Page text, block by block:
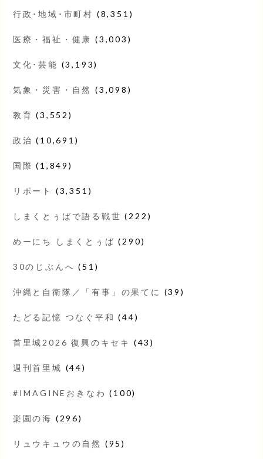
行政･地域･市町村 (8,351)
医療・福祉・健康 (3,003)
文化･芸能 (3,193)
気象・災害・自然 (3,098)
教育 (3,552)
政治 (10,691)
国際 (1,849)
リポート (3,351)
しまくとぅばで語る戦世 (222)
めーにち しまくとぅば (290)
30のじぶんへ (51)
沖縄と自衛隊／「有事」の果てに (39)
たどる記憶 つなぐ平和 (44)
首里城2026 復興のキセキ (43)
週刊首里城 (44)
#IMAGINEおきなわ (100)
楽園の海 (296)
リュウキュウの自然 (95)